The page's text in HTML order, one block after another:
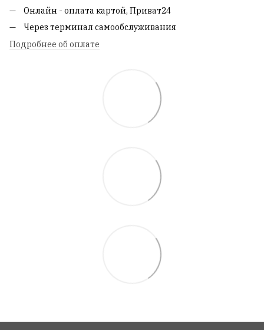
Онлайн - оплата картой, Приват24
Через терминал самообслуживания
Подробнее об оплате